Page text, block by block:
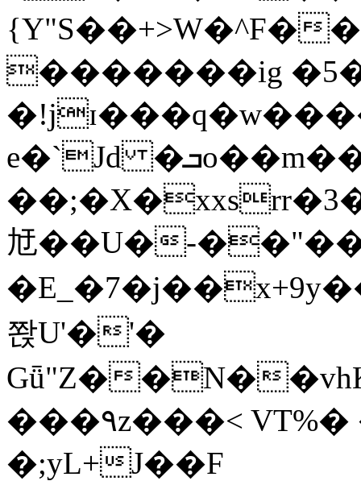
{Y"S��+>W�^F�
�������ig
e�`Jd �ܒo��m��1��d|
㝼��U�-
쫝U'�'�
Gǖ"Z��N�
���٩z���< VT%� �}z�XEu�<ं�Q!
�;yL+J��F